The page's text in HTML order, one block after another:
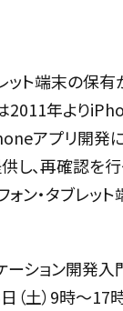
ット端末の保
2011年より
アプリ開発
、再確認を行
ン・タブレッ
ーション開発入
（土）9時～17